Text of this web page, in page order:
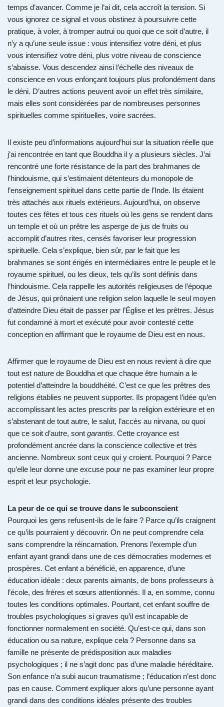
temps d’avancer. Comme je l’ai dit, cela accroît la tension. Si
vous ignorez ce signal et vous obstinez à poursuivre cette
pratique, à voler, à tromper autrui ou quoi que ce soit d’autre, il
n’y a qu’une seule issue : vous intensifiez votre déni, et plus
vous intensifiez votre déni, plus votre niveau de conscience
s’abaisse. Vous descendez ainsi l’échelle des niveaux de
conscience en vous enfonçant toujours plus profondément dans
le déni. D’autres actions peuvent avoir un effet très similaire,
mais elles sont considérées par de nombreuses personnes
spirituelles comme spirituelles, voire sacrées.
Il existe peu d’informations aujourd’hui sur la situation réelle que
j’ai rencontrée en tant que Bouddha il y a plusieurs siècles. J’ai
rencontré une forte résistance de la part des brahmanes de
l’hindouisme, qui s’estimaient détenteurs du monopole de
l’enseignement spirituel dans cette partie de l’Inde. Ils étaient
très attachés aux rituels extérieurs. Aujourd’hui, on observe
toutes ces fêtes et tous ces rituels où les gens se rendent dans
un temple et où un prêtre les asperge de jus de fruits ou
accomplit d’autres rites, censés favoriser leur progression
spirituelle. Cela s’explique, bien sûr, par le fait que les
brahmanes se sont érigés en intermédiaires entre le peuple et le
royaume spirituel, ou les dieux, tels qu’ils sont définis dans
l’hindouisme. Cela rappelle les autorités religieuses de l’époque
de Jésus, qui prônaient une religion selon laquelle le seul moyen
d’atteindre Dieu était de passer par l’Église et les prêtres. Jésus
fut condamné à mort et exécuté pour avoir contesté cette
conception en affirmant que le royaume de Dieu est en nous.
Affirmer que le royaume de Dieu est en nous revient à dire que
tout est nature de Bouddha et que chaque être humain a le
potentiel d’atteindre la bouddhéité. C’est ce que les prêtres des
religions établies ne peuvent supporter. Ils propagent l’idée qu’en
accomplissant les actes prescrits par la religion extérieure et en
s’abstenant de tout autre, le salut, l’accès au nirvana, ou quoi
que ce soit d’autre, sont garantis. Cette croyance est
profondément ancrée dans la conscience collective et très
ancienne. Nombreux sont ceux qui y croient. Pourquoi ? Parce
qu’elle leur donne une excuse pour ne pas examiner leur propre
esprit et leur psychologie.
La peur de ce qui se trouve dans le subconscient
Pourquoi les gens refusent-ils de le faire ? Parce qu’ils craignent
ce qu’ils pourraient y découvrir. On ne peut comprendre cela
sans comprendre la réincarnation. Prenons l’exemple d’un
enfant ayant grandi dans une de ces démocraties modernes et
prospères. Cet enfant a bénéficié, en apparence, d’une
éducation idéale : deux parents aimants, de bons professeurs à
l’école, des frères et sœurs attentionnés. Il a, en somme, connu
toutes les conditions optimales. Pourtant, cet enfant souffre de
troubles psychologiques si graves qu’il est incapable de
fonctionner normalement en société. Qu’est-ce qui, dans son
éducation ou sa nature, explique cela ? Personne dans sa
famille ne présente de prédisposition aux maladies
psychologiques ; il ne s’agit donc pas d’une maladie héréditaire.
Son enfance n’a subi aucun traumatisme ; l’éducation n’est donc
pas en cause. Comment expliquer alors qu’une personne ayant
grandi dans des conditions idéales présente des troubles